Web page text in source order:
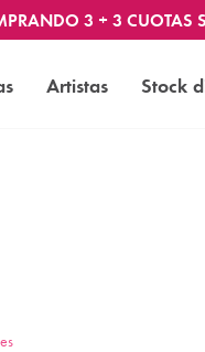
3 + 3 CUOTAS
Artistas Stock